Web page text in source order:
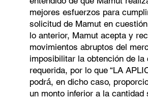
mejores esfuerzos para
solicitud de Mamut en
lo anterior, Mamut acepta y
movimientos abruptos del
imposibilitar la obtención de la
requerida, por lo que “LA
podrá́, en dicho caso,
un monto inferior a la cantidad